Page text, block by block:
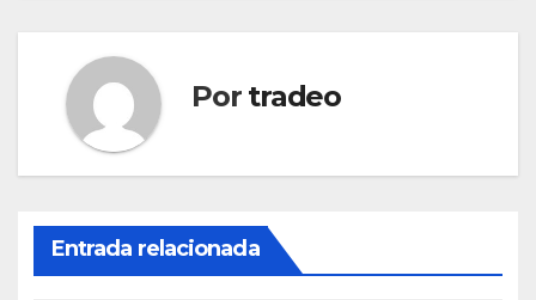
Por tradeo
Entrada relacionada